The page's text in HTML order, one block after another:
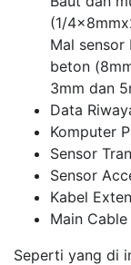
(1/
Mal
beton
3mm dan
Data
Komputer
Sensor
Sensor
Kabel
Main
Seperti yang di